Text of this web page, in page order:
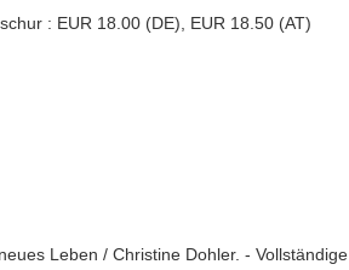
: EUR 18.00 (DE), EUR 18.50 (AT)
Leben / Christine Dohler. - Vollständige